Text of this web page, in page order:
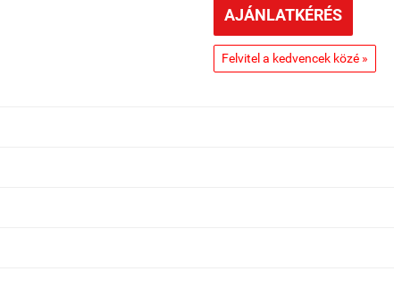
AJÁNLATKÉRÉS
Felvitel a kedvencek közé »